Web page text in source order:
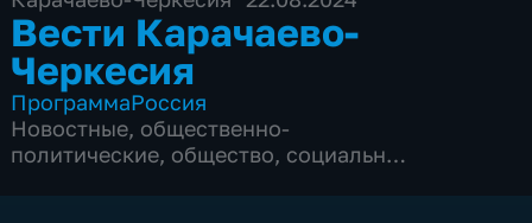
Вести Карачаево-
Черкесия
ПрограммаРоссия
Новостные, общественно-
политические, общество, социально-